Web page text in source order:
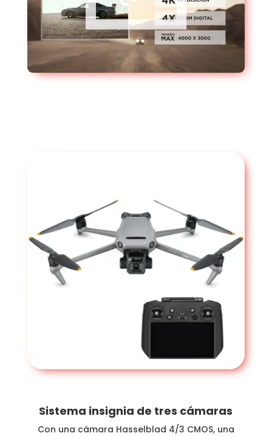
Sistema insignia de tres cámaras
Con una cámara Hasselblad 4/3 CMOS, una